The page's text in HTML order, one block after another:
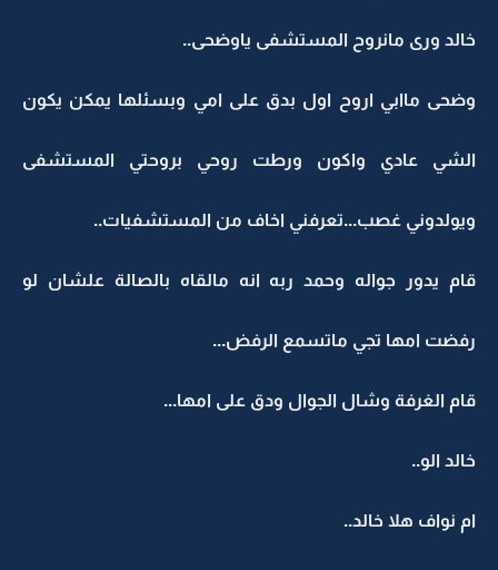
خالد ورى مانروح المستشفى ياوضحى..
وضحى ماابي اروح اول بدق على امي وبسئلها يمكن يكون
الشي عادي واكون ورطت روحي بروحتي المستشفى
ويولدوني غصب...تعرفني اخاف من المستشفيات..
قام يدور جواله وحمد ربه انه مالقاه بالصالة علشان لو
رفضت امها تجي ماتسمع الرفض...
قام الغرفة وشال الجوال ودق على امها...
خالد الو..
ام نواف هلا خالد..